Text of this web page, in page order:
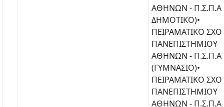
ΑΘΗΝΩΝ -
ΔΗΜΟΤΙΚΟ)•
ΠΕΙΡΑΜΑΤΙΚΟ
ΠΑΝΕΠΙΣΤΗΜΙΟΥ
ΑΘΗΝΩΝ - Π.Σ.Π.Α.
(ΓΥΜΝΑΣΙΟ)•
ΠΕΙΡΑΜΑΤΙΚΟ
ΠΑΝΕΠΙΣΤΗΜΙΟΥ
ΑΘΗΝΩΝ - Π.Σ.Π.Α.